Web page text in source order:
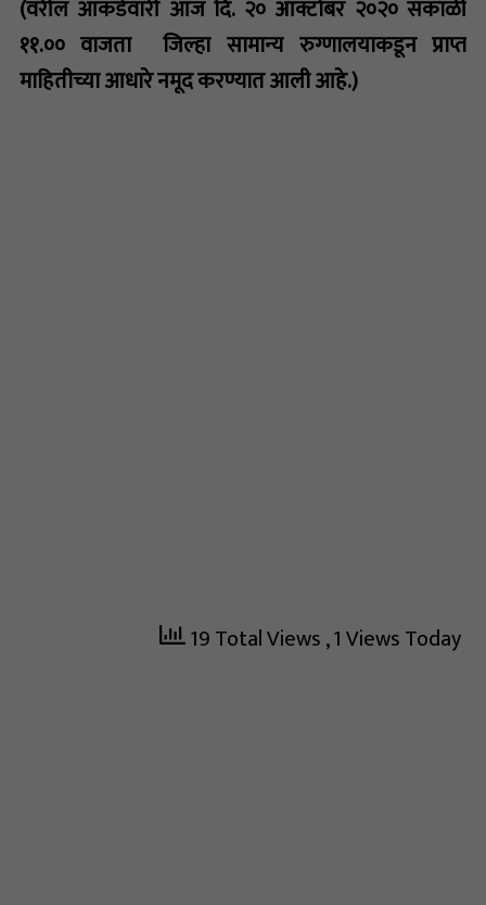
(वरील आकडेवारी आज दि. २० ऑक्टोबर २०२० सकाळी
११.०० वाजता जिल्हा सामान्य रुग्णालयाकडून प्राप्त
माहितीच्या आधारे नमूद करण्यात आली आहे.)
19 Total Views, 1 Views Today